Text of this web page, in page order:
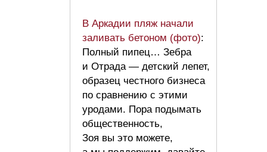
В Аркадии пляж начали
заливать бетоном (фото):
Полный пипец… Зебра
и Отрада — детский лепет,
образец честного бизнеса
по сравнению с этими
уродами. Пора подымать
общественность,
Зоя вы это можете,